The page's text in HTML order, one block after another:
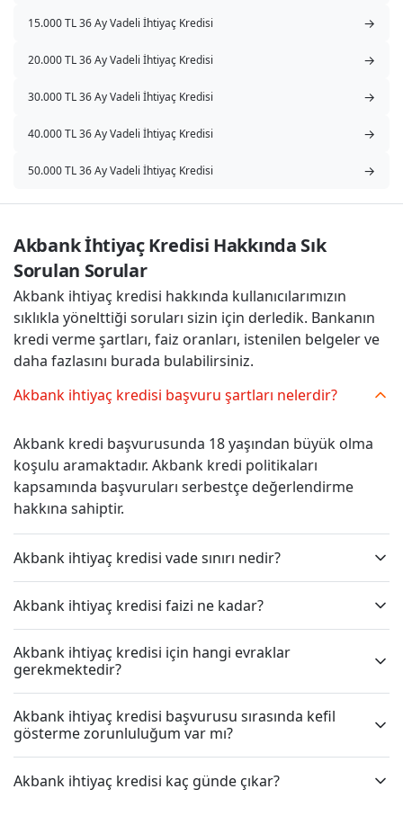
15.000 TL 36 Ay Vadeli İhtiyaç Kredisi →
20.000 TL 36 Ay Vadeli İhtiyaç Kredisi →
30.000 TL 36 Ay Vadeli İhtiyaç Kredisi →
40.000 TL 36 Ay Vadeli İhtiyaç Kredisi →
50.000 TL 36 Ay Vadeli İhtiyaç Kredisi →
Akbank İhtiyaç Kredisi Hakkında Sık
Sorulan Sorular
Akbank ihtiyaç kredisi hakkında kullanıcılarımızın
sıklıkla yönelttiği soruları sizin için derledik. Bankanın
kredi verme şartları, faiz oranları, istenilen belgeler ve
daha fazlasını burada bulabilirsiniz.
Akbank ihtiyaç kredisi başvuru şartları nelerdir?
Akbank kredi başvurusunda 18 yaşından büyük olma
koşulu aramaktadır. Akbank kredi politikaları
kapsamında başvuruları serbestçe değerlendirme
hakkına sahiptir.
Akbank ihtiyaç kredisi vade sınırı nedir?
Akbank ihtiyaç kredisi faizi ne kadar?
Akbank ihtiyaç kredisi için hangi evraklar
gerekmektedir?
Akbank ihtiyaç kredisi başvurusu sırasında kefil
gösterme zorunluluğum var mı?
Akbank ihtiyaç kredisi kaç günde çıkar?